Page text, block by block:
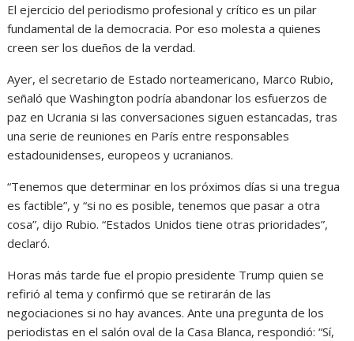
El ejercicio del periodismo profesional y crítico es un pilar
fundamental de la democracia. Por eso molesta a quienes
creen ser los dueños de la verdad.
Ayer, el secretario de Estado norteamericano, Marco Rubio,
señaló que Washington podría abandonar los esfuerzos de
paz en Ucrania si las conversaciones siguen estancadas, tras
una serie de reuniones en París entre responsables
estadounidenses, europeos y ucranianos.
“Tenemos que determinar en los próximos días si una tregua
es factible”, y “si no es posible, tenemos que pasar a otra
cosa”, dijo Rubio. “Estados Unidos tiene otras prioridades”,
declaró.
Horas más tarde fue el propio presidente Trump quien se
refirió al tema y confirmó que se retirarán de las
negociaciones si no hay avances. Ante una pregunta de los
periodistas en el salón oval de la Casa Blanca, respondió: “Sí,